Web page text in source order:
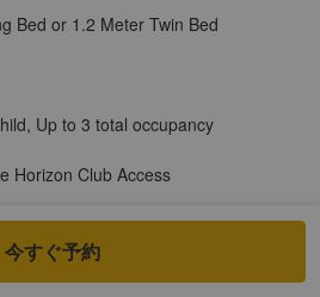
Bed or 1.2 Meter Twin Bed
Up to 3 total occupancy
Horizon Club Access
今すぐ予約